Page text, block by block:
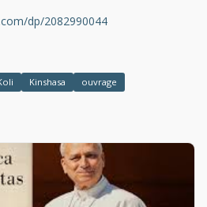
dp/2082990044
Kinshasa ouvrage